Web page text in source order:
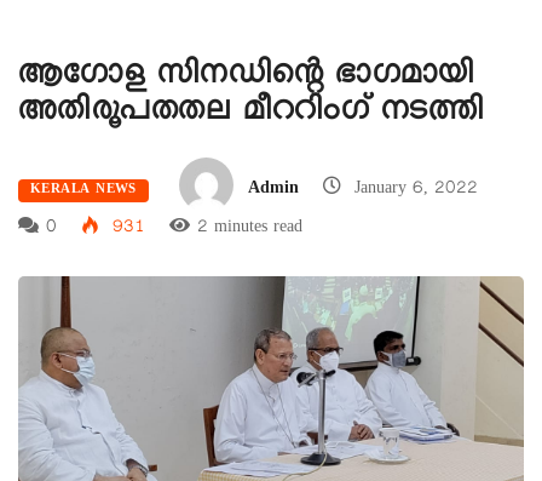
ആഗോള സിനഡിന്റെ ഭാഗമായി
അതിരൂപതതല മീററിംഗ് നടത്തി
KERALA NEWS Admin
January 6, 2022
0
931 2 minutes read